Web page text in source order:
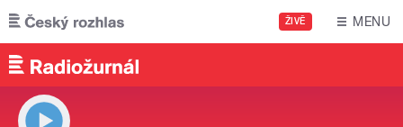
Přejít k hlavnímu obsahu
ŽIVĚ MENU